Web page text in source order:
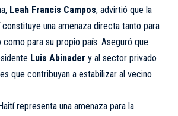
Leah Francis Campos, advirtió que la
una amenaza directa tanto para
para su propio país. Aseguró que
Luis Abinader y al sector privado
que contribuyan a estabilizar al vecino
representa una amenaza para la